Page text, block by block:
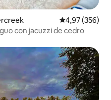
Calificación
4,97 (356)
con jacuzzi de cedro